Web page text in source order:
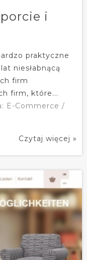
i
praktyczne
niesłabnącą
firm
firm, które...
E-Commerce /
Czytaj więcej »